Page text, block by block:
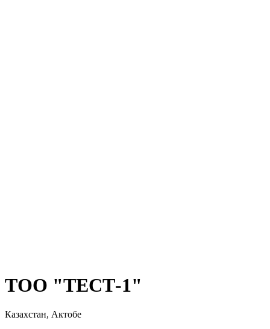
ТОО "ТЕСТ-1"
Казахстан, Актобе